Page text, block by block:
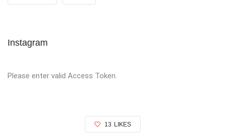
Instagram
Please enter valid Access Token.
13 LIKES